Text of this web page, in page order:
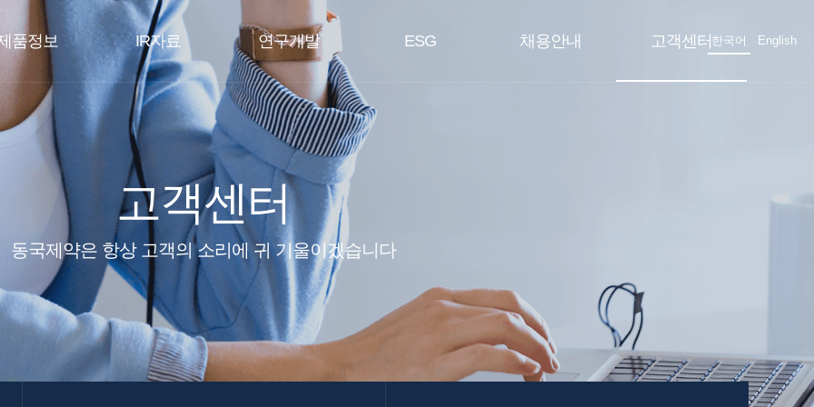
품정보 IR자료 연구개발 ESG 채용안내 고객센터 한국어 English
고객센터
동국제약은 항상 고객의 소리에 귀 기울이겠습니다